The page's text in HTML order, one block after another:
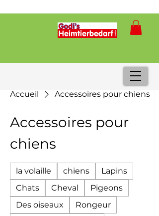
Accueil Accessoires pour chiens
Accessoires pour
chiens
la volaille chiens
Lapins
Chats
Cheval
Pigeons
Des oiseaux
Rongeur